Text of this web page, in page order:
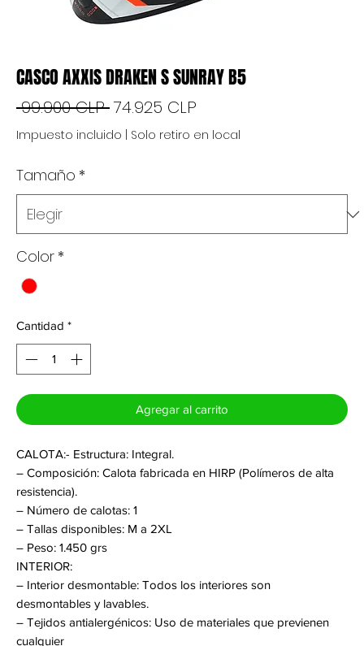
CASCO AXXIS DRAKEN S SUNRAY B5
99.900 CLP Precio
74.925 CLP
de
Impuesto incluido Solo retiro en local
Tamaño *
Color *
Cantidad *
Agregar al carrito
CALOTA:- Estructura: Integral.
– Composición: Calota fabricada en HIRP (Polímeros de alta
resistencia).
– Número de calotas: 1
– Tallas disponibles: M a 2XL
– Peso: 1.450 grs
INTERIOR:
– Interior desmontable: Todos los interiores son
desmontables y lavables.
– Tejidos antialergénicos: Uso de materiales que previenen
cualquier